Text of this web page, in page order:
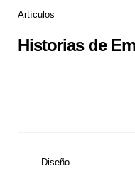
Artículos
Historias de
Diseño